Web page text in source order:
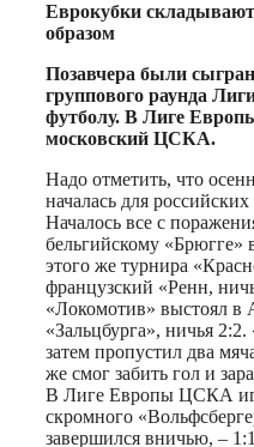
Еврокубки
образом
Позавчера были
группового раунда
футболу. В Лиге
московский ЦСКА.
Надо отметить, что
началась для
Началось все с
бельгийскому
этого же турнира
французский «Ренн,
«Локомотив» выстоял в
«Зальцбурга», ничья
затем пропустил два
же смог забить гол и
В Лиге Европы ЦСКА
скромного
завершился вничью, –